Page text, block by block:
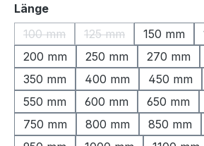
Längeauswählen
100 mm
(Diese Option ist zurzeit nicht
125 mm
(Diese Option ist
150 mm
200 mm
250 mm 270 mm
350 mm
400 mm 450 mm
550 mm
600 mm 650 mm
750 mm
800 mm 850 mm